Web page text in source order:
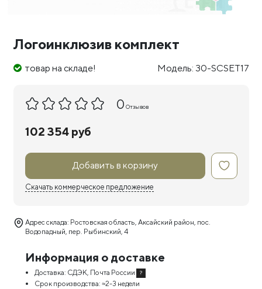
Логоинклюзив комплект
товар на складе! Модель: 30-SCSET17
0 Отзывов
102 354 руб
Добавить в корзину
Скачать коммерческое предложение
Адрес склада: Ростовская область, Аксайский район, пос.
Водопадный, пер. Рыбинский, 4
Информация о доставке
Доставка: СДЭК, Почта России ?
Срок производства: ≈2-3 недели